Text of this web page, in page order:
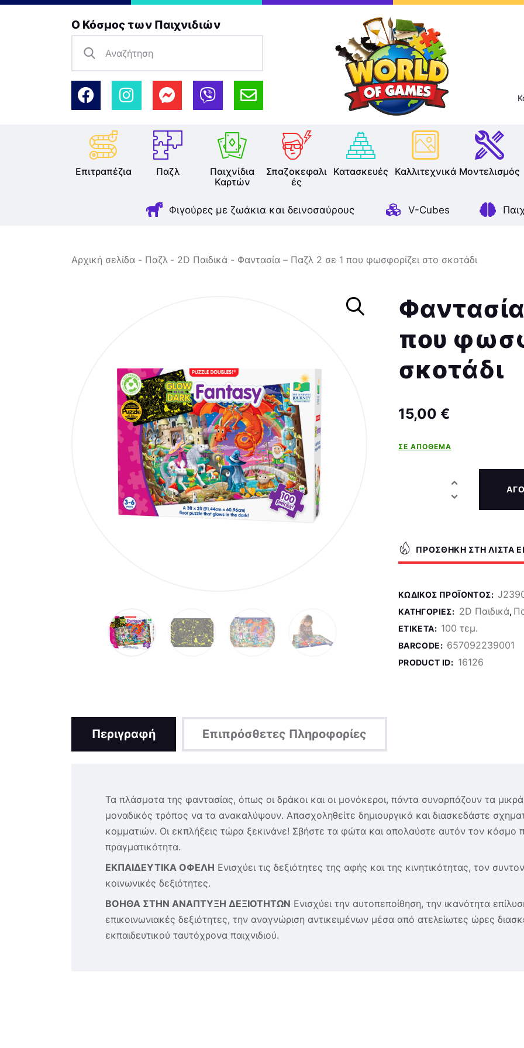
Ο Κόσμος των Παιχνιδιών
Επιτραπέζια Παζλ
Παιχνίδια
Καρτών
Σπαζοκεφαλι
ές
Κατασκευές Καλλιτεχνικά Μοντελισμός
Φιγούρες με ζωάκια και δεινοσαύρους V-Cubes
Επιτραπέζια
Παιχνίδια Καρτών
Σπαζοκεφαλιές
Κατασκευές
Καλλιτεχνικά
Μοντελισμός
Βιβλία
Αρχική σελίδα Παζλ 2D Παιδικά Φαντασία – Παζλ 2 σε 1 που φωσφορίζει στο σκοτάδι
που
σκοτάδι
15,00 €
ΣΕ ΑΠΌΘΕΜΑ
ΠΡΟΣΘΉΚΗ ΣΤΗ ΛΊΣΤΑ
ΚΩΔΙΚΌΣ ΠΡΟΪΌΝΤΟΣ:
ΚΑΤΗΓΟΡΊΕΣ: 2D Παιδικά,
ΕΤΙΚΈΤΑ: 100 τεμ.
BARCODE: 657092239001
PRODUCT ID: 16126
Περιγραφή Επιπρόσθετες Πληροφορίες
Τα πλάσματα της φαντασίας, όπως οι δράκοι και οι μονόκεροι, πάντα συναρπάζουν τα μικρά
μοναδικός τρόπος να τα ανακαλύψουν. Απασχοληθείτε δημιουργικά και διασκεδάστε
κομματιών. Οι εκπλήξεις τώρα ξεκινάνε! Σβήστε τα φώτα και απολαύστε αυτόν τον κόσμο
πραγματικότητα.
ΕΚΠΑΙΔΕΥΤΙΚΑ ΟΦΕΛΗ Ενισχύει τις δεξιότητες της αφής και της κινητικότητας, τον
κοινωνικές δεξιότητες.
ΒΟΗΘΑ ΣΤΗΝ ΑΝΑΠΤΥΞΗ ΔΕΞΙΟΤΗΤΩΝ Ενισχύει την αυτοπεποίθηση, την ικανότητα
επικοινωνιακές δεξιότητες, την αναγνώριση αντικειμένων μέσα από ατελείωτες ώρες
εκπαιδευτικού ταυτόχρονα παιχνιδιού.